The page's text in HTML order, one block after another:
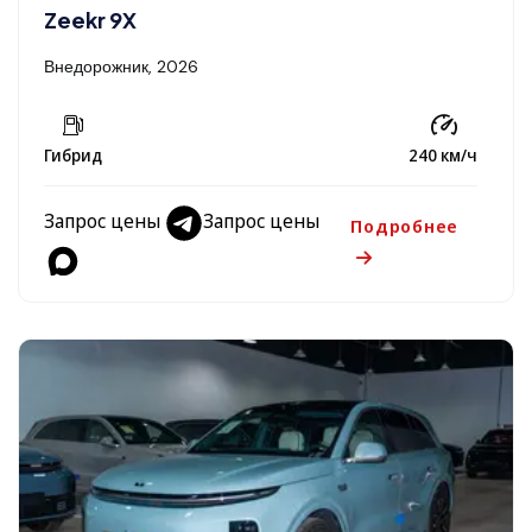
Zeekr 9X
Внедорожник, 2026
Гибрид 240 км/ч
Запрос цены Запрос цены Подробнее